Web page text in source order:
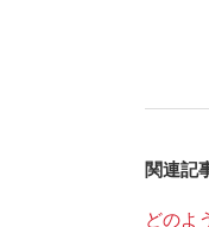
関連記
どのよ